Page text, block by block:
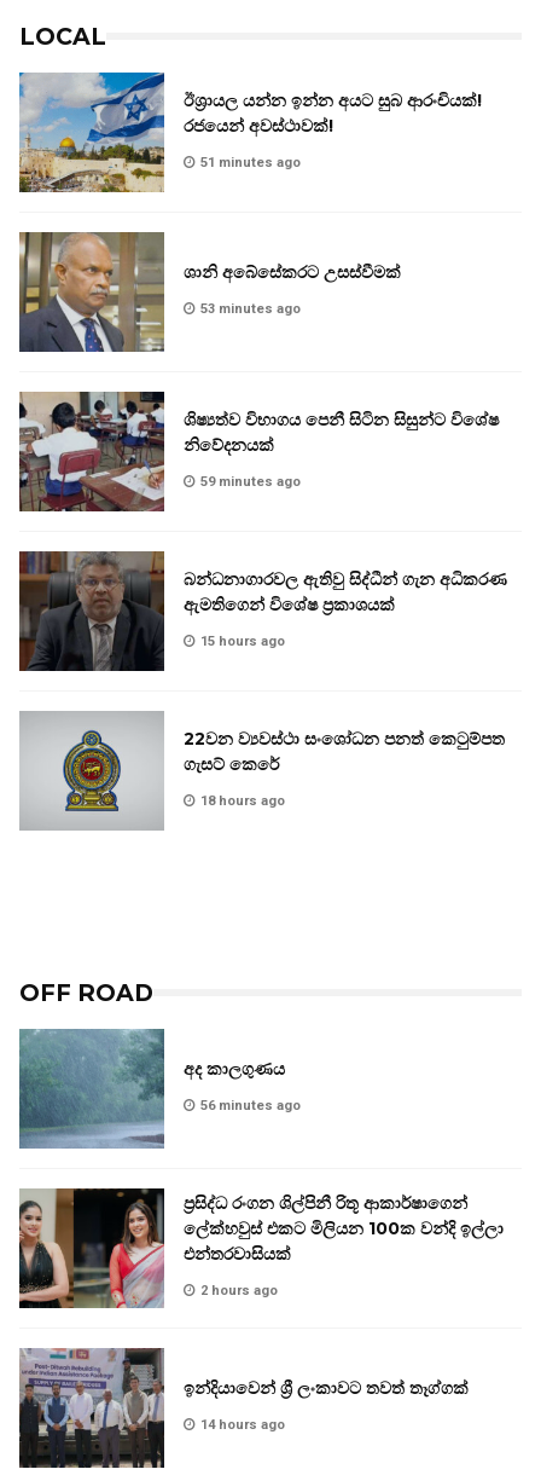
LOCAL
ඊශ්‍රායල යන්න ඉන්න අයට සුබ ආරංචියක්!
‍රජයෙන් අවස්ථාවක්!
51 minutes ago
ශානි අබේසේකරට උසස්වීමක්
53 minutes ago
ශිෂ්‍යත්ව විභාගය පෙනී සිටින සිසුන්ට විශේෂ
නිවේදනයක්
59 minutes ago
බන්ධනාගාරවල ඇතිවු සිද්ධීන් ගැන අධිකරණ
ඇමතිගෙන් විශේෂ ප්‍රකාශයක්
15 hours ago
22වන ව්‍යවස්ථා සංශෝධන පනත් කෙටුම්පත
ගැසට් කෙරේ
18 hours ago
OFF ROAD
අද කාලගුණය
56 minutes ago
ප්‍රසිද්ධ රංගන ශිල්පිනී රිතූ ආකාර්ෂාගෙන්
ලේක්හවුස් එකට මිලියන 100ක වන්දි ඉල්ලා
එන්තරවාසියක්
2 hours ago
ඉන්දියාවෙන් ශ්‍රී ලංකාවට තවත් තෑග්ගක්
14 hours ago